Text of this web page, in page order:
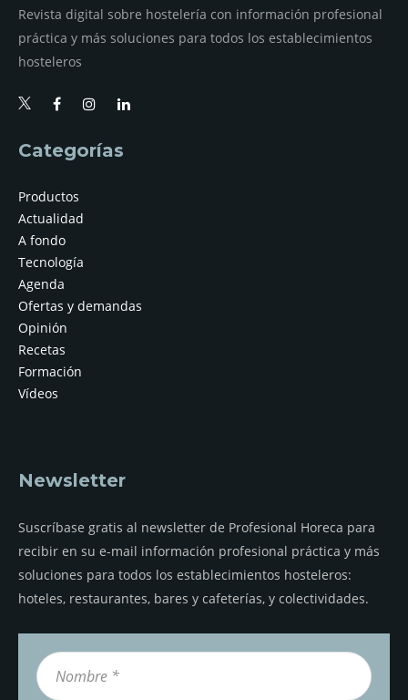
Revista digital sobre hostelería con información profesional
práctica y más soluciones para todos los establecimientos
hosteleros
Categorías
Productos
Actualidad
A fondo
Tecnología
Agenda
Ofertas y demandas
Opinión
Recetas
Formación
Vídeos
Newsletter
Suscríbase gratis al newsletter de Profesional Horeca para
recibir en su e-mail información profesional práctica y más
soluciones para todos los establecimientos hosteleros:
hoteles, restaurantes, bares y cafeterías, y colectividades.